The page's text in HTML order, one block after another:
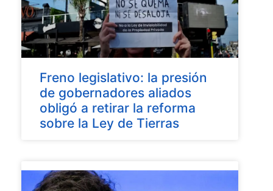
Freno legislativo: la presión
de gobernadores aliados
obligó a retirar la reforma
sobre la Ley de Tierras